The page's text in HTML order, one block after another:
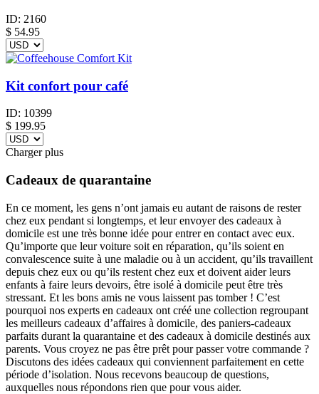
ID: 2160
$ 54.95
Kit confort pour café
ID: 10399
$ 199.95
Charger plus
Cadeaux de quarantaine
En ce moment, les gens n’ont jamais eu autant de raisons de rester
chez eux pendant si longtemps, et leur envoyer des cadeaux à
domicile est une très bonne idée pour entrer en contact avec eux.
Qu’importe que leur voiture soit en réparation, qu’ils soient en
convalescence suite à une maladie ou à un accident, qu’ils travaillent
depuis chez eux ou qu’ils restent chez eux et doivent aider leurs
enfants à faire leurs devoirs, être isolé à domicile peut être très
stressant. Et les bons amis ne vous laissent pas tomber ! C’est
pourquoi nos experts en cadeaux ont créé une collection regroupant
les meilleurs cadeaux d’affaires à domicile, des paniers-cadeaux
parfaits durant la quarantaine et des cadeaux à domicile destinés aux
parents. Vous croyez ne pas être prêt pour passer votre commande ?
Discutons des idées cadeaux qui conviennent parfaitement en cette
période d’isolation. Nous recevons beaucoup de questions,
auxquelles nous répondons rien que pour vous aider.